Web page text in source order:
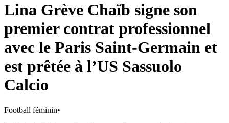
Lina Grève Chaïb signe son
premier contrat professionnel
avec le Paris Saint-Germain et
est prêtée à l’US Sassuolo
Calcio
Football féminin•